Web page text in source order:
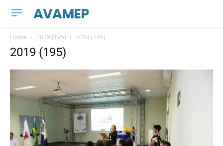
AVAMEP
Home 2019 (195) 2019 (195)
2019 (195)